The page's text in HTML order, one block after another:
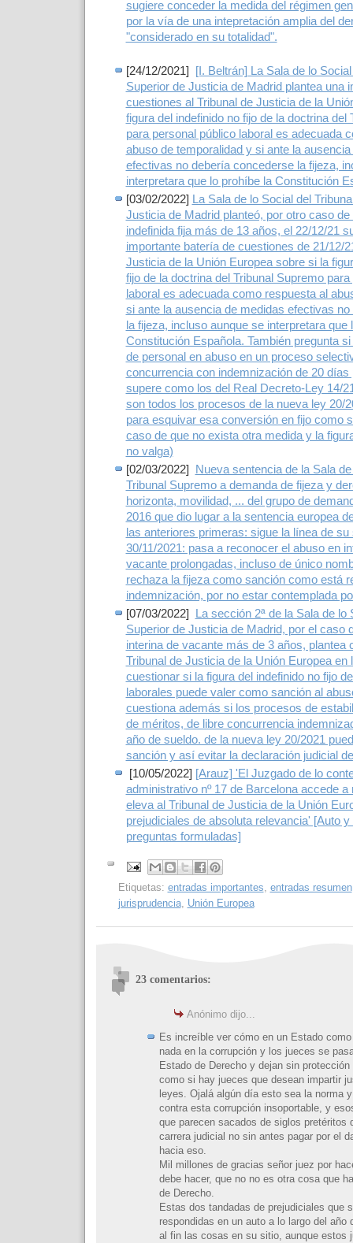
sugiere conceder la medida del régimen
por la vía de una intepretación amplia del
"considerado en su totalidad".
[24/12/2021]
[I. Beltrán] La Sala de lo
Superior de Justicia de Madrid plantea una
cuestiones al Tribunal de Justicia de la
figura del indefinido no fijo de la doctrina del
para personal público laboral es adecuada
abuso de temporalidad y si ante la
efectivas no debería concederse la fijeza,
interpretara que lo prohíbe la Constitución
[03/02/2022]
La Sala de lo Social del
Justicia de Madrid planteó, por otro caso de
indefinida fija más de 13 años, el 22/12/21
importante batería de cuestiones de 21/12/
Justicia de la Unión Europea sobre si la
fijo de la doctrina del Tribunal Supremo
laboral es adecuada como respuesta al
si ante la ausencia de medidas efectivas
la fijeza, incluso aunque se interpretara que
Constitución Española. También pregunta
de personal en abuso en un proceso
concurrencia con indemnización de 20 días
supere como los del Real Decreto-Ley 14/
son todos los procesos de la nueva ley 20/
para esquivar esa conversión en fijo como
caso de que no exista otra medida y la
no valga)
[02/03/2022]
Nueva sentencia de la Sala
Tribunal Supremo a demanda de fijeza y
horizonta, movilidad, ... del grupo de
2016 que dio lugar a la sentencia europea
las anteriores primeras: sigue la línea de su
30/11/2021: pasa a reconocer el abuso en
vacante prolongadas, incluso de único
rechaza la fijeza como sanción como está
indemnización, por no estar contemplada
[07/03/2022]
La sección 2ª de la Sala de lo
Superior de Justicia de Madrid, por el caso
interina de vacante más de 3 años, plantea
Tribunal de Justicia de la Unión Europea en
cuestionar si la figura del indefinido no fijo
laborales puede valer como sanción al
cuestiona además si los procesos de
de méritos, de libre concurrencia
año de sueldo. de la nueva ley 20/2021
sanción y así evitar la declaración judicial
[10/05/2022] [Arauz] 'El Juzgado de lo
administrativo nº 17 de Barcelona accede a
eleva al Tribunal de Justicia de la Unión
prejudiciales de absoluta relevancia' [Auto
preguntas formuladas]
Etiquetas: entradas importantes entradas resumen
jurisprudencia, Unión Europea
23 comentarios:
Anónimo dijo...
Es increíble ver cómo en un Estado
nada en la corrupción y los jueces se
Estado de Derecho y dejan sin
como si hay jueces que desean impartir
leyes. Ojalá algún día esto sea la norma
contra esta corrupción insoportable, y
que parecen sacados de siglos pretéritos
carrera judicial no sin antes pagar por el
hacia eso.
Mil millones de gracias señor juez por
debe hacer, que no no es otra cosa que
de Derecho.
Estas dos tandadas de prejudiciales que
respondidas en un auto a lo largo del año
al fin las cosas en su sitio, aunque estos